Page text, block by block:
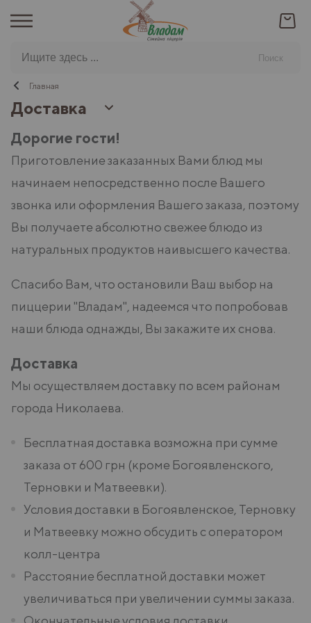
Поиск
Главная
Дорогие гости!
Приготовление заказанных Вами блюд мы
начинаем непосредственно после Вашего
звонка или оформления Вашего заказа, поэтому
Вы получаете абсолютно свежее блюдо из
натуральных продуктов наивысшего качества.
Спасибо Вам, что остановили Ваш выбор на
пиццерии "Владам", надеемся что попробовав
наши блюда однажды, Вы закажите их снова.
Доставка
Мы осуществляем доставку по всем районам
города Николаева.
Бесплатная доставка возможна при сумме
заказа от 600 грн (кроме Богоявленского,
Терновки и Матвеевки).
Условия доставки в Богоявленское, Терновку
и Матвеевку можно обсудить с оператором
колл-центра
Расстояние бесплатной доставки может
увеличиваться при увеличении суммы заказа.
Доставка